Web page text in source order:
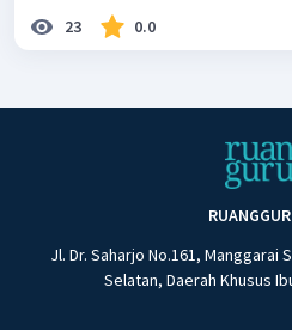
23 0.0
Jl. Dr. Saharjo No.161,
Selatan, Daerah Khusus